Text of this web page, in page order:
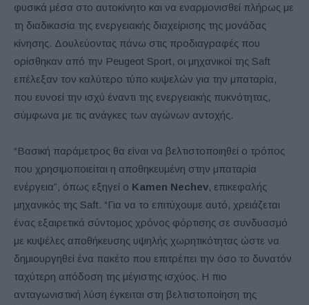
φυσικά μέσα στο αυτοκίνητο και να εναρμονισθεί πλήρως με
τη διαδικασία της ενεργειακής διαχείρισης της μονάδας
κίνησης. Δουλεύοντας πάνω στις προδιαγραφές που
ορίσθηκαν από την Peugeot Sport, οι μηχανικοί της Saft
επέλεξαν τον καλύτερο τύπο κυψελών για την μπαταρία,
που ευνοεί την ισχύ έναντι της ενεργειακής πυκνότητας,
σύμφωνα με τις ανάγκες των αγώνων αντοχής.
“Βασική παράμετρος θα είναι να βελτιστοποιηθεί ο τρόπος
που χρησιμοποιείται η αποθηκευμένη στην μπαταρία
ενέργεια”, όπως εξηγεί ο Kamen Nechev, επικεφαλής
μηχανικός της Saft. “Για να το επιτύχουμε αυτό, χρειάζεται
ένας εξαιρετικά σύντομος χρόνος φόρτισης σε συνδυασμό
με κυψέλες αποθήκευσης υψηλής χωρητικότητας ώστε να
δημιουργηθεί ένα πακέτο που επιτρέπει την όσο το δυνατόν
ταχύτερη απόδοση της μέγιστης ισχύος. Η πιο
ανταγωνιστική λύση έγκειται στη βελτιστοποίηση της